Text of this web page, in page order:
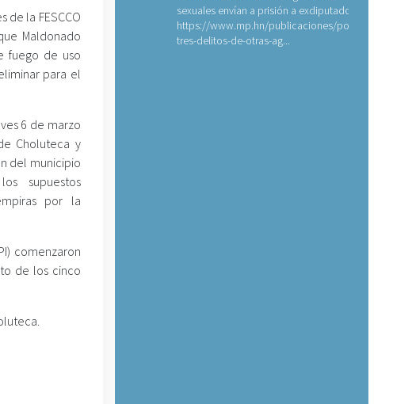
de la FESCCO
Maldonado
fuego de uso
para el
6 de marzo
Choluteca y
del municipio
supuestos
por la
comenzaron
de los cinco
sexuales envían a prisión a exdiputado
https://www.mp.hn/publicaciones/por-
tres-delitos-de-otras-ag...